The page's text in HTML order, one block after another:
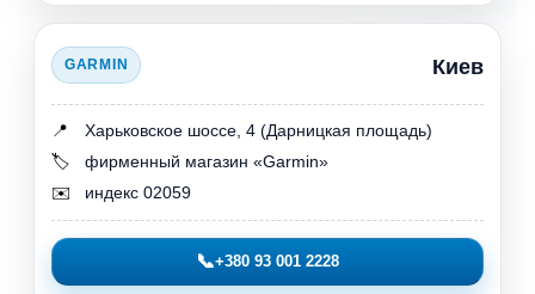
GARMIN Киев
📍
Харьковское шоссе, 4 (Дарницкая площадь)
🏷️
фирменный магазин «Garmin»
✉️
индекс 02059
📞+380 93 001 2228